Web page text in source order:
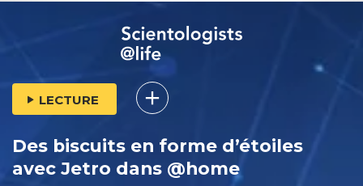
LECTURE
Des biscuits en forme d’étoiles
avec Jetro dans @home